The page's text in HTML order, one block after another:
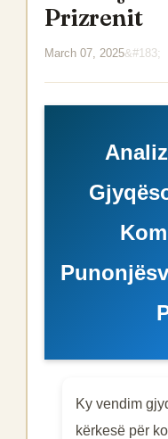
Prizrenit
March 07, 2025
Ky vendim
kërkesë për